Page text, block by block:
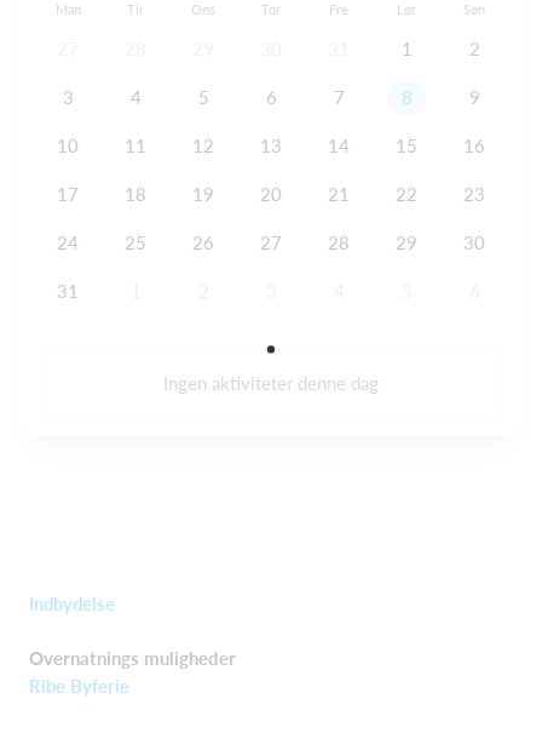
Man Tir Ons Tor Fre Lør Søn
1 2
3 4 5 6 7 8 9
10 11 12 13 14 15 16
17 18 19 20 21 22 23
24 25 26 27 28 29 30
31
Ingen aktiviteter denne dag
Indbydelse
Overnatnings muligheder
Ribe Byferie